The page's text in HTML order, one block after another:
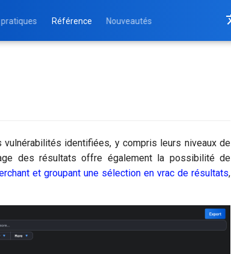
pratiques Référence Nouveautés
identifiées, y compris leurs niveaux de
des résultats offre également la possibilité de
et groupant une sélection en vrac de résultats,